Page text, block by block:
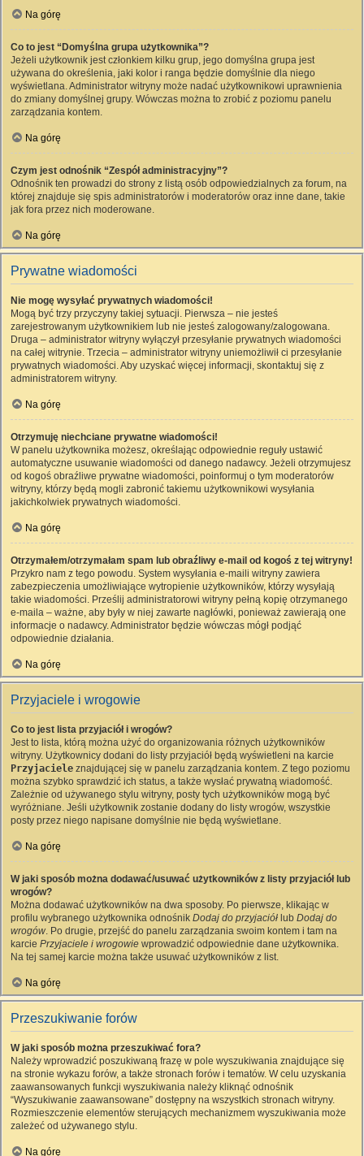
Na górę
Co to jest “Domyślna grupa użytkownika”?
Jeżeli użytkownik jest członkiem kilku grup, jego domyślna grupa jest
używana do określenia, jaki kolor i ranga będzie domyślnie dla niego
wyświetlana. Administrator witryny może nadać użytkownikowi uprawnienia
do zmiany domyślnej grupy. Wówczas można to zrobić z poziomu panelu
zarządzania kontem.
Na górę
Czym jest odnośnik “Zespół administracyjny”?
Odnośnik ten prowadzi do strony z listą osób odpowiedzialnych za forum, na
której znajduje się spis administratorów i moderatorów oraz inne dane, takie
jak fora przez nich moderowane.
Na górę
Prywatne wiadomości
Nie mogę wysyłać prywatnych wiadomości!
Mogą być trzy przyczyny takiej sytuacji. Pierwsza – nie jesteś
zarejestrowanym użytkownikiem lub nie jesteś zalogowany/zalogowana.
Druga – administrator witryny wyłączył przesyłanie prywatnych wiadomości
na całej witrynie. Trzecia – administrator witryny uniemożliwił ci przesyłanie
prywatnych wiadomości. Aby uzyskać więcej informacji, skontaktuj się z
administratorem witryny.
Na górę
Otrzymuję niechciane prywatne wiadomości!
W panelu użytkownika możesz, określając odpowiednie reguły ustawić
automatyczne usuwanie wiadomości od danego nadawcy. Jeżeli otrzymujesz
od kogoś obraźliwe prywatne wiadomości, poinformuj o tym moderatorów
witryny, którzy będą mogli zabronić takiemu użytkownikowi wysyłania
jakichkolwiek prywatnych wiadomości.
Na górę
Otrzymałem/otrzymałam spam lub obraźliwy e-mail od kogoś z tej witryny!
Przykro nam z tego powodu. System wysyłania e-maili witryny zawiera
zabezpieczenia umożliwiające wytropienie użytkowników, którzy wysyłają
takie wiadomości. Prześlij administratorowi witryny pełną kopię otrzymanego
e-maila – ważne, aby były w niej zawarte nagłówki, ponieważ zawierają one
informacje o nadawcy. Administrator będzie wówczas mógł podjąć
odpowiednie działania.
Na górę
Przyjaciele i wrogowie
Co to jest lista przyjaciół i wrogów?
Jest to lista, którą można użyć do organizowania różnych użytkowników
witryny. Użytkownicy dodani do listy przyjaciół będą wyświetleni na karcie
Przyjaciele znajdującej się w panelu zarządzania kontem. Z tego poziomu
można szybko sprawdzić ich status, a także wysłać prywatną wiadomość.
Zależnie od używanego stylu witryny, posty tych użytkowników mogą być
wyróżniane. Jeśli użytkownik zostanie dodany do listy wrogów, wszystkie
posty przez niego napisane domyślnie nie będą wyświetlane.
Na górę
W jaki sposób można dodawać/usuwać użytkowników z listy przyjaciół lub
wrogów?
Można dodawać użytkowników na dwa sposoby. Po pierwsze, klikając w
profilu wybranego użytkownika odnośnik Dodaj do przyjaciół lub Dodaj do
wrogów. Po drugie, przejść do panelu zarządzania swoim kontem i tam na
karcie Przyjaciele i wrogowie wprowadzić odpowiednie dane użytkownika.
Na tej samej karcie można także usuwać użytkowników z list.
Na górę
Przeszukiwanie forów
W jaki sposób można przeszukiwać fora?
Należy wprowadzić poszukiwaną frazę w pole wyszukiwania znajdujące się
na stronie wykazu forów, a także stronach forów i tematów. W celu uzyskania
zaawansowanych funkcji wyszukiwania należy kliknąć odnośnik
“Wyszukiwanie zaawansowane” dostępny na wszystkich stronach witryny.
Rozmieszczenie elementów sterujących mechanizmem wyszukiwania może
zależeć od używanego stylu.
Na górę